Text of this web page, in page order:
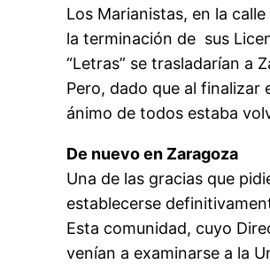
Los Marianistas, en la
la terminación de sus
“Letras” se trasladarían a
Pero, dado que al finalizar
ánimo de todos estaba
De nuevo en Zaragoza
Una de las gracias que
establecerse
Esta comunidad, cuyo
venían a examinarse a la